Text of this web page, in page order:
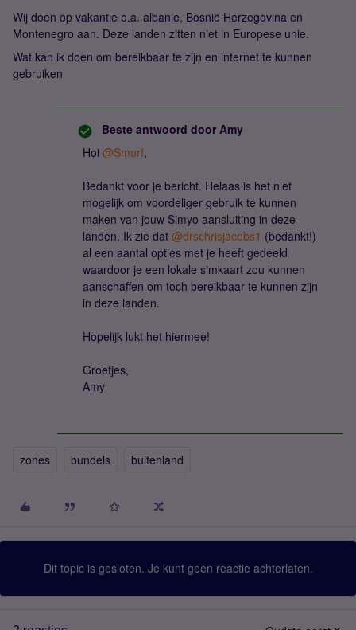
Wij doen op vakantie o.a. albanie, Bosnië Herzegovina en
Montenegro aan. Deze landen zitten niet in Europese unie.
Wat kan ik doen om bereikbaar te zijn en internet te kunnen
gebruiken
Beste antwoord door Amy
Hoi @Smurf,
Bedankt voor je bericht. Helaas is het niet
mogelijk om voordeliger gebruik te kunnen
maken van jouw Simyo aansluiting in deze
landen. Ik zie dat @drschrisjacobs1 (bedankt!)
al een aantal opties met je heeft gedeeld
waardoor je een lokale simkaart zou kunnen
aanschaffen om toch bereikbaar te kunnen zijn
in deze landen.
Hopelijk lukt het hiermee!
Groetjes,
Amy
zones bundels buitenland
Dit topic is gesloten. Je kunt geen reactie achterlaten.